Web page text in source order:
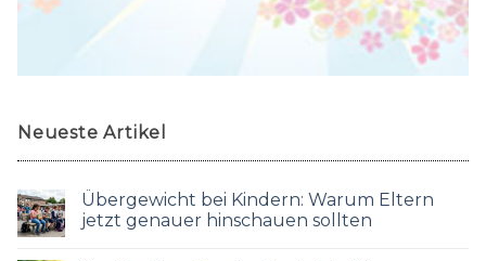
Neueste Artikel
Übergewicht bei Kindern: Warum Eltern
jetzt genauer hinschauen sollten